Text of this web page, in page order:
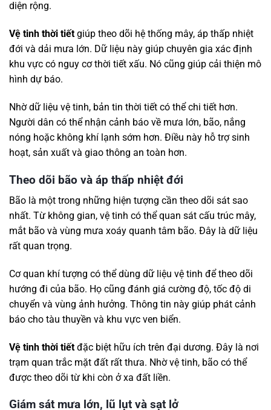
diện rộng.
Vệ tinh thời tiết giúp theo dõi hệ thống mây, áp thấp nhiệt
đới và dải mưa lớn. Dữ liệu này giúp chuyên gia xác định
khu vực có nguy cơ thời tiết xấu. Nó cũng giúp cải thiện mô
hình dự báo.
Nhờ dữ liệu vệ tinh, bản tin thời tiết có thể chi tiết hơn.
Người dân có thể nhận cảnh báo về mưa lớn, bão, nắng
nóng hoặc không khí lạnh sớm hơn. Điều này hỗ trợ sinh
hoạt, sản xuất và giao thông an toàn hơn.
Theo dõi bão và áp thấp nhiệt đới
Bão là một trong những hiện tượng cần theo dõi sát sao
nhất. Từ không gian, vệ tinh có thể quan sát cấu trúc mây,
mắt bão và vùng mưa xoáy quanh tâm bão. Đây là dữ liệu
rất quan trọng.
Cơ quan khí tượng có thể dùng dữ liệu vệ tinh để theo dõi
hướng đi của bão. Họ cũng đánh giá cường độ, tốc độ di
chuyển và vùng ảnh hưởng. Thông tin này giúp phát cảnh
báo cho tàu thuyền và khu vực ven biển.
Vệ tinh thời tiết đặc biệt hữu ích trên đại dương. Đây là nơi
trạm quan trắc mặt đất rất thưa. Nhờ vệ tinh, bão có thể
được theo dõi từ khi còn ở xa đất liền.
Giám sát mưa lớn, lũ lụt và sạt lở